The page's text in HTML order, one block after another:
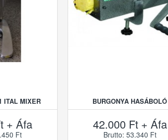
ITAL MIXER
+ Áfa
Ft
BURGONYA HASÁBOLÓ
42.000 Ft + Áfa
Brutto: 53.340 Ft